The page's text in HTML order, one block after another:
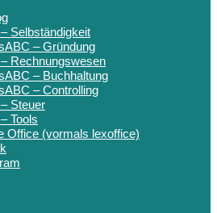
Selbständigkeit
– Gründung
Rechnungswesen
– Buchhaltung
– Controlling
Steuer
Tools
Office (vormals lexoffice)